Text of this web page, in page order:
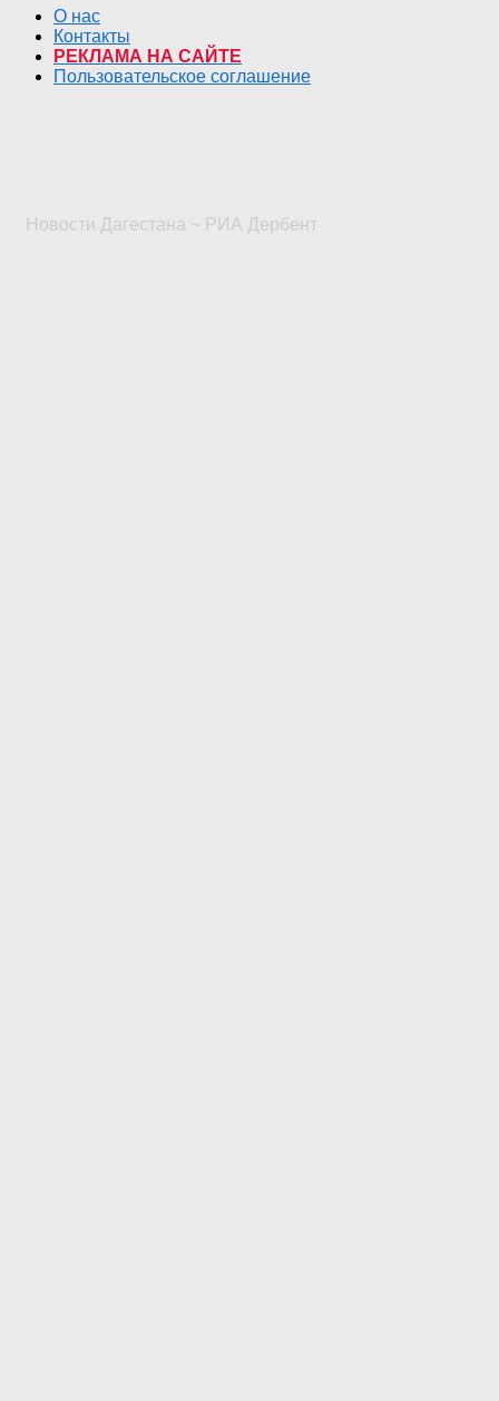
О нас
Контакты
РЕКЛАМА НА САЙТЕ
Пользовательское соглашение
Новости Дагестана ~ РИА Дербент